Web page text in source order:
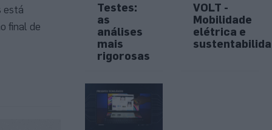
está
final de
Testes:
as
análises
mais
rigorosas
VOLT -
Mobilidade
elétrica e